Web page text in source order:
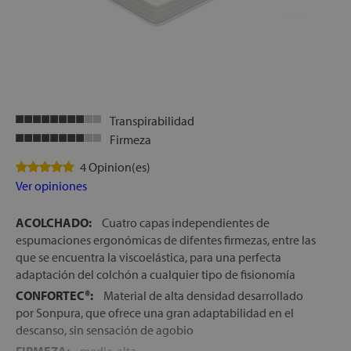
Transpirabilidad
Firmeza
4 Opinion(es)
Ver opiniones
ACOLCHADO:
Cuatro capas independientes de
espumaciones ergonómicas de difentes firmezas, entre las
que se encuentra la viscoelástica, para una perfecta
adaptación del colchón a cualquier tipo de fisionomía
CONFORTEC®:
Material de alta densidad desarrollado
por Sonpura, que ofrece una gran adaptabilidad en el
descanso, sin sensación de agobio